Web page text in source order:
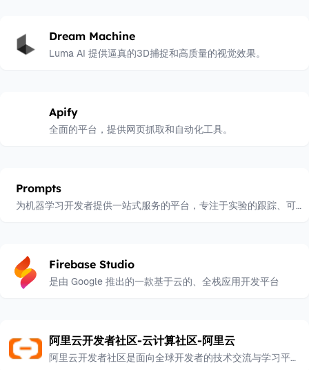
Dream Machine
Luma AI 提供逼真的3D捕捉和高质量的视觉效果。
Apify
全面的平台，提供网页抓取和自动化工具。
Prompts
为机器学习开发者提供一站式服务的平台，专注于实验的跟踪、可
Firebase Studio
是由 Google 推出的一款基于云的、全栈应用开发平台
阿里云开发者社区-云计算社区-阿里云
阿里云开发者社区是面向全球开发者的技术交流与学习平